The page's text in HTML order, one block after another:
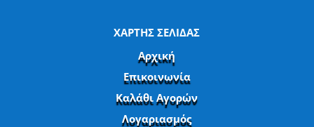
ΧΑΡΤΗΣ ΣΕΛΙΔΑΣ
Αρχική
Επικοινωνία
Καλάθι Αγορών
Λογαριασμός